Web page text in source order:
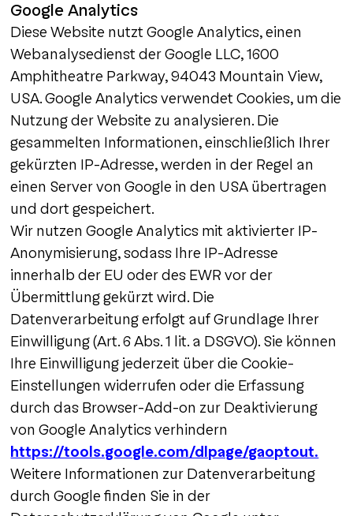
Google Analytics
Diese Website nutzt Google Analytics, einen
Webanalysedienst der Google LLC, 1600
Amphitheatre Parkway, 94043 Mountain View,
USA. Google Analytics verwendet Cookies, um die
Nutzung der Website zu analysieren. Die
gesammelten Informationen, einschließlich Ihrer
gekürzten IP-Adresse, werden in der Regel an
einen Server von Google in den USA übertragen
und dort gespeichert.
Wir nutzen Google Analytics mit aktivierter IP-
Anonymisierung, sodass Ihre IP-Adresse
innerhalb der EU oder des EWR vor der
Übermittlung gekürzt wird. Die
Datenverarbeitung erfolgt auf Grundlage Ihrer
Einwilligung (Art. 6 Abs. 1 lit. a DSGVO). Sie können
Ihre Einwilligung jederzeit über die Cookie-
Einstellungen widerrufen oder die Erfassung
durch das Browser-Add-on zur Deaktivierung
von Google Analytics verhindern
https://tools.google.com/dlpage/gaoptout.
Weitere Informationen zur Datenverarbeitung
durch Google finden Sie in der